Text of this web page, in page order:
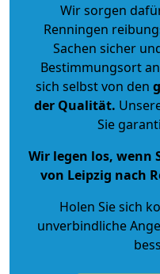
Wir sorgen
Renningen
Sachen sicher
Bestimmungsort
sich selbst von den
der Qualität.
Sie
Wir legen los, wenn
von Leipzig nach
Holen Sie sich
unverbindliche